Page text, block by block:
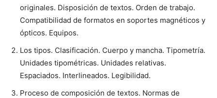
originales. Disposición de textos. Orden de trabajo.
Compatibilidad de formatos en soportes magnéticos y
ópticos. Equipos.
Los tipos. Clasificación. Cuerpo y mancha. Tipometría.
Unidades tipométricas. Unidades relativas.
Espaciados. Interlineados. Legibilidad.
Proceso de composición de textos. Normas de